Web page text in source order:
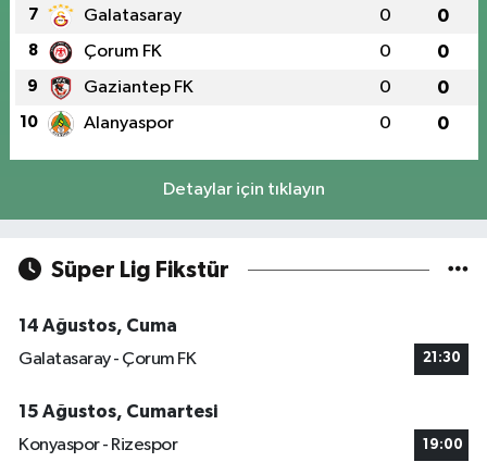
7 Galatasaray 0 0
8 Çorum FK 0 0
9 Gaziantep FK 0 0
10 Alanyaspor 0 0
Detaylar için tıklayın
Süper Lig Fikstür
14 Ağustos, Cuma
Galatasaray - Çorum FK
21:30
15 Ağustos, Cumartesi
Konyaspor - Rizespor
19:00